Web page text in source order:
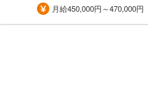
月給450,000円～470,000円